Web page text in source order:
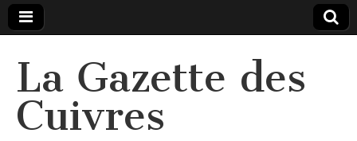
La Gazette des
Cuivres